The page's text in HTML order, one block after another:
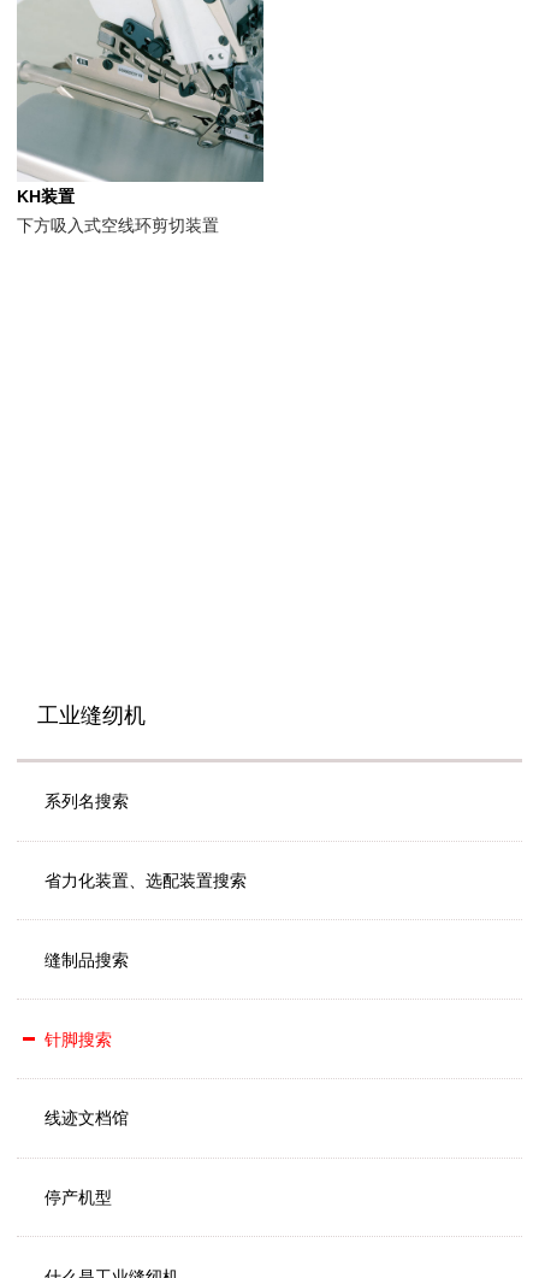
KH装置
下方吸入式空线环剪切装置
工业缝纫机
系列名搜索
省力化装置、选配装置搜索
缝制品搜索
针脚搜索
线迹文档馆
停产机型